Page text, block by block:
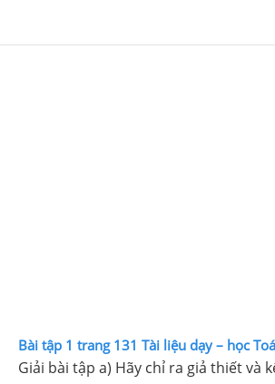
Bài tập 1 trang 131 Tài liệu dạy – học
Giải bài tập a) Hãy chỉ ra giả thiết